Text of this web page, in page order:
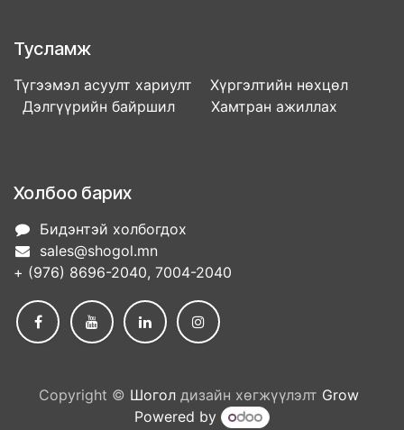
Тусламж
Түгээмэл асуулт хариулт Хүргэлтийн нөхцөл
Дэлгүүрийн байршил Хамтран ажиллах
Холбоо барих
Бидэнтэй холбогдох
sales@shogol.mn
+ (976) 8696-2040, 7004-2040
Copyright © Шоголдизайн хөгжүүлэлт Grow
Powered by